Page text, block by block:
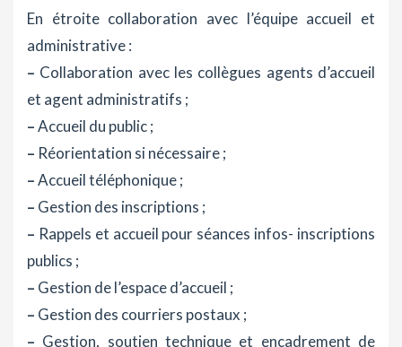
En étroite collaboration avec l’équipe accueil et
administrative :
– Collaboration avec les collègues agents d’accueil
et agent administratifs ;
–Accueil du public ;
– Réorientation si nécessaire ;
–Accueil téléphonique ;
– Gestion des inscriptions ;
– Rappels et accueil pour séances infos- inscriptions
publics ;
– Gestion de l’espace d’accueil ;
– Gestion des courriers postaux ;
– Gestion, soutien technique et encadrement de